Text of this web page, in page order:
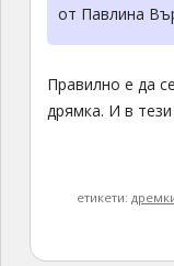
от Павлина
Правилно е да
дрямка. И в
етикети: